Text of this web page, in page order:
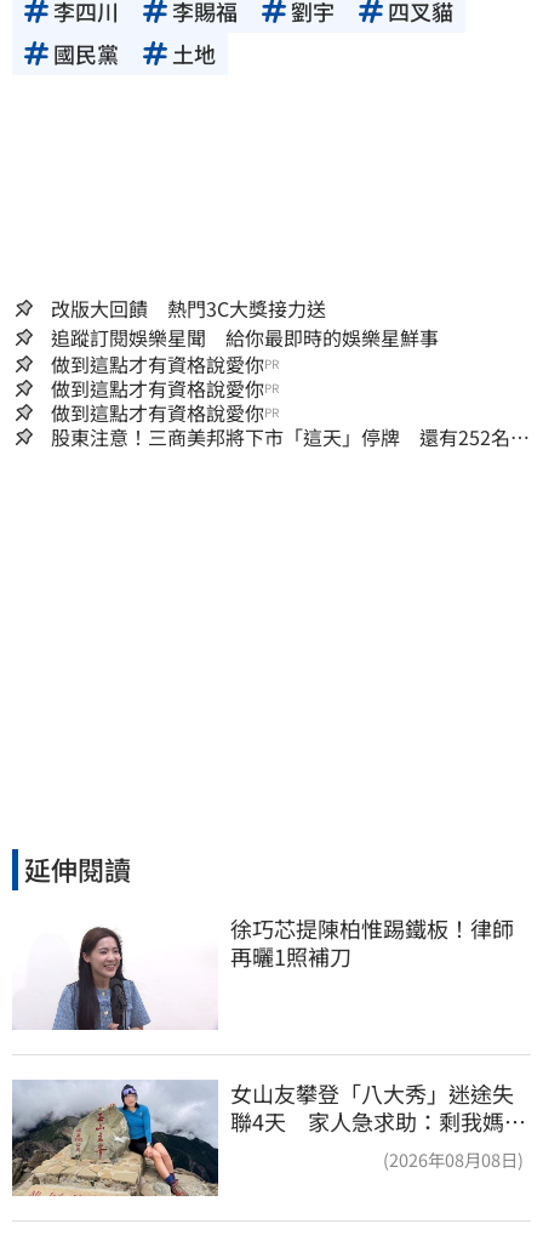
李四川 李賜福 劉宇
四叉貓
國民黨
土地
改版大回饋 熱門3C大獎接力送
追蹤訂閱娛樂星聞 給你最即時的娛樂星鮮事
做到這點才有資格說愛你PR
做到這點才有資格說愛你PR
做到這點才有資格說愛你PR
股東注意！三商美邦將下市「這天」停牌 還有252名千
延伸閱讀
徐巧芯提陳柏惟踢鐵板！律師
再曬1照補刀
女山友攀登「八大秀」迷途失
聯4天 家人急求助：剩我媽還
(2026年08月08日)